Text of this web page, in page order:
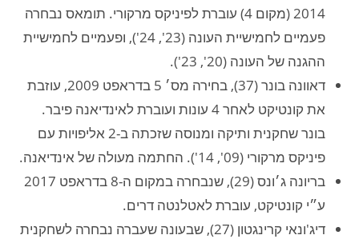
2014 (מקום 4) עוברת לפיניקס מרקורי. תומאס נבחרה
פעמיים לחמישיית העונה (23', 24'), ופעמיים לחמישיית
ההגנה של העונה (20', 23').
דאוונה בונר (37), בחירה מס׳ 5 בדראפט 2009, עוזבת
את קונטיקט לאחר 4 עונות ועוברת לאינדיאנה פיבר.
בונר שחקנית ותיקה ומנוסה שזכתה ב-2 אליפויות עם
פיניקס מרקורי (09', 14'). החתמה מעולה של אינדיאנה.
בריונה ג׳ונס (29), שנבחרה במקום ה-8 בדראפט 2017
ע״י קונטיקט, עוברת לאטלנטה דרים.
דיג'ונאי קרינגטון (27), שבעונה שעברה נבחרה לשחקנית